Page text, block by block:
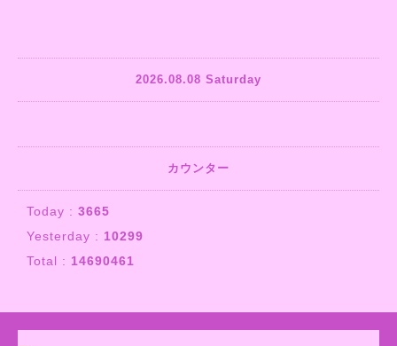
2026.08.08 Saturday
カウンター
Today : 3665
Yesterday : 10299
Total : 14690461